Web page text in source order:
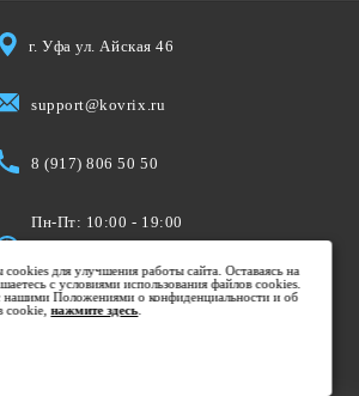
г. Уфа ул. Айская 46
support@kovrix.ru
8 (917) 806 50 50
Пн-Пт: 10:00 - 19:00
Вс: Выходной
для улучшения работы сайта. Оставаясь на
с условиями использования файлов cookies.
нашими Положениями о конфиденциальности и об
cookie,нажмите здесь.